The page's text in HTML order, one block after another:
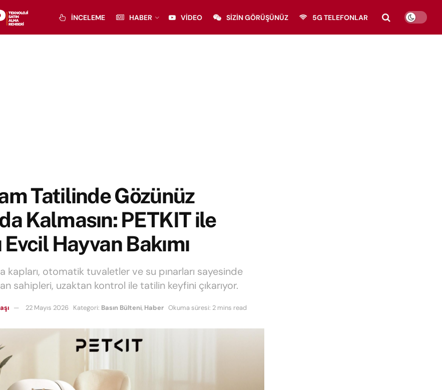
İNCELEME HABER VIDEO SIZIN GÖRÜŞÜNÜZ 5G TELEFONLAR
Tatilinde Gözünüz
Kalmasın: PETKIT ile
Evcil Hayvan Bakımı
kapları, otomatik tuvaletler ve su pınarları sayesinde
sahipleri, uzaktan kontrol ile tatilin keyfini çıkarıyor.
22 Mayıs 2026 Kategori: Basın Bülteni, Haber Okuma süresi: 2 mins read